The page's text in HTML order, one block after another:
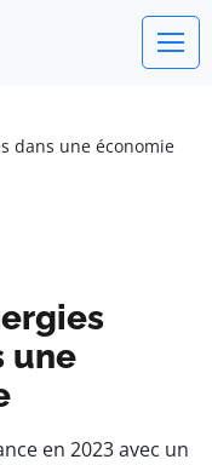
dans une économie
une
en 2023 avec un